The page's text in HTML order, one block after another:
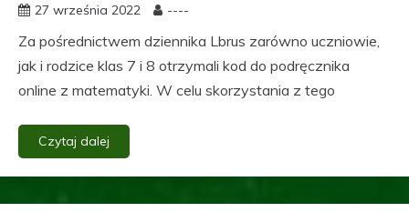
27 września 2022 ----
Za pośrednictwem dziennika Lbrus zarówno uczniowie,
jak i rodzice klas 7 i 8 otrzymali kod do podręcznika
online z matematyki. W celu skorzystania z tego
Czytaj dalej